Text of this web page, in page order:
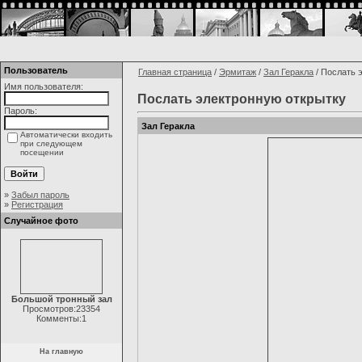
Пользователь
Имя пользователя:
Пароль:
Автоматически входить
при следующем
посещении
» Забыл пароль
» Регистрация
Случайное фото
Большой тронный зал
Просмотров:23354
Комменты:1
На главную
Главная страница / Эрмитаж / Зал Геракла / Послать
Послать электронную открытку
Зал Геракла